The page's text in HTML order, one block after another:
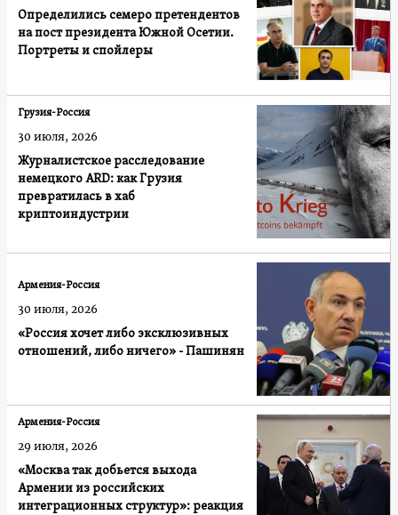
Определились семеро претендентов
на пост президента Южной Осетии.
Портреты и спойлеры
Журналистское расследование
немецкого ARD: как Грузия
превратилась в хаб
криптоиндустрии
Грузия-Россия
30 июля, 2026
«Россия хочет либо эксклюзивных
отношений, либо ничего» - Пашинян
Армения-Россия
30 июля, 2026
«Москва так добьется выхода
Армении из российских
интеграционных структур»: реакция
Армения-Россия
29 июля, 2026